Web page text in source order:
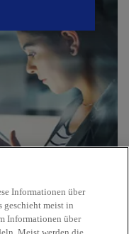
Informationen über
geschieht meist in
Informationen über